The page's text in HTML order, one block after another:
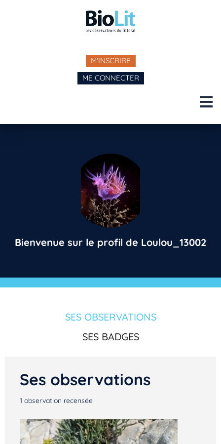
M'INSCRIRE
ME CONNECTER
Bienvenue sur le profil de Loulou_13002
SES OBSERVATIONS
SES BADGES
Ses observations
1 observation recensée